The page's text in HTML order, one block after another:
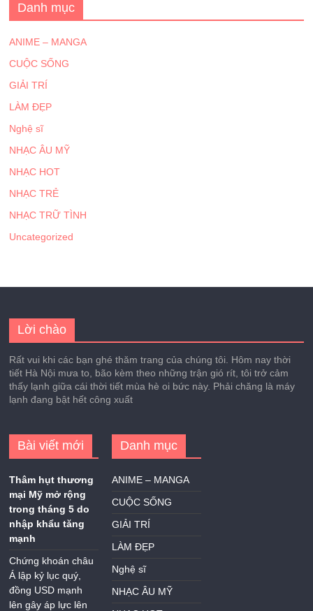
Danh mục
ANIME – MANGA
CUỘC SỐNG
GIẢI TRÍ
LÀM ĐẸP
Nghệ sĩ
NHẠC ÂU MỸ
NHẠC HOT
NHẠC TRẺ
NHẠC TRỮ TÌNH
Uncategorized
Lời chào
Rất vui khi các bạn ghé thăm trang của chúng tôi. Hôm nay thời
tiết Hà Nội mưa to, bão kèm theo những trận gió rít, tôi trở cảm
thấy lạnh giữa cái thời tiết mùa hè oi bức này. Phải chăng là máy
lạnh đang bật hết công xuất
Bài viết mới
Thâm hụt thương
mại Mỹ mở rộng
trong tháng 5 do
nhập khẩu tăng
mạnh
Chứng khoán châu
Á lập kỷ lục quý,
đồng USD mạnh
lên gây áp lực lên
Danh mục
ANIME – MANGA
CUỘC SỐNG
GIẢI TRÍ
LÀM ĐẸP
Nghệ sĩ
NHẠC ÂU MỸ